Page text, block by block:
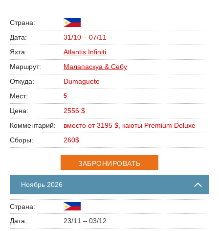
31/10 – 07/11
Atlantis Infiniti
Малапаскуа & Себу
Dumaguete
5
2556 $
вместо от 3195 $, каюты Premium Deluxe
260$
ЗАБРОНИРОВАТЬ
Ноябрь 2026
23/11 – 03/12